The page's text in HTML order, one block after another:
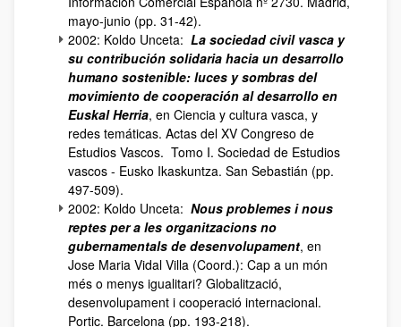
mayo-junio (pp. 31-42).
2002: Koldo Unceta: La sociedad civil vasca y
su contribución solidaria hacia un desarrollo
humano sostenible: luces y sombras del
movimiento de cooperación al desarrollo en
Euskal Herria, en Ciencia y cultura vasca, y
redes temáticas. Actas del XV Congreso de
Estudios Vascos. Tomo I. Sociedad de Estudios
vascos - Eusko Ikaskuntza. San Sebastián (pp.
497-509).
2002: Koldo Unceta: Nous problemes i nous
reptes per a les organitzacions no
gubernamentals de desenvolupament, en
Jose Maria Vidal Villa (Coord.): Cap a un món
més o menys igualitari? Globalització,
desenvolupament i cooperació internacional.
Portic. Barcelona (pp. 193-218).